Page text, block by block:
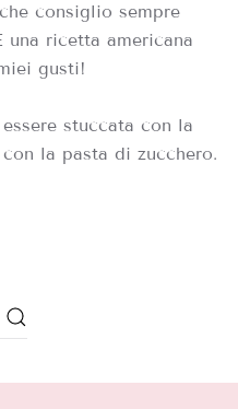
consiglio sempre
ricetta americana
gusti!
stuccata con la
la pasta di zucchero.